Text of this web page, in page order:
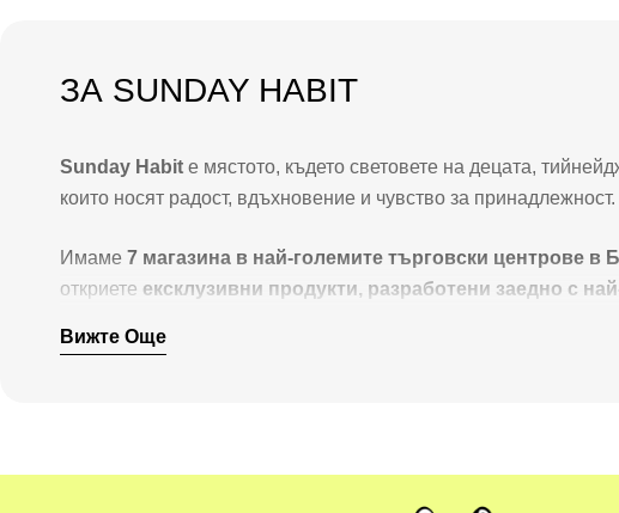
ЗА SUNDAY HABIT
Sunday Habit е мястото, където световете на децата,
които носят радост, вдъхновение и чувство за принадлежност.
Имаме 7 магазина в най-големите търговски центрове в
откриете ексклузивни продукти, разработени заедно с
Вижте Още